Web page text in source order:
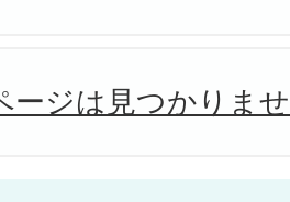
ージは見つかりま